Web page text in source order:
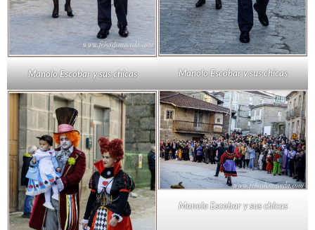
Manolo Escobar y sus chicas Manolo Escobar y sus chicas
Manolo Escobar y sus chicas